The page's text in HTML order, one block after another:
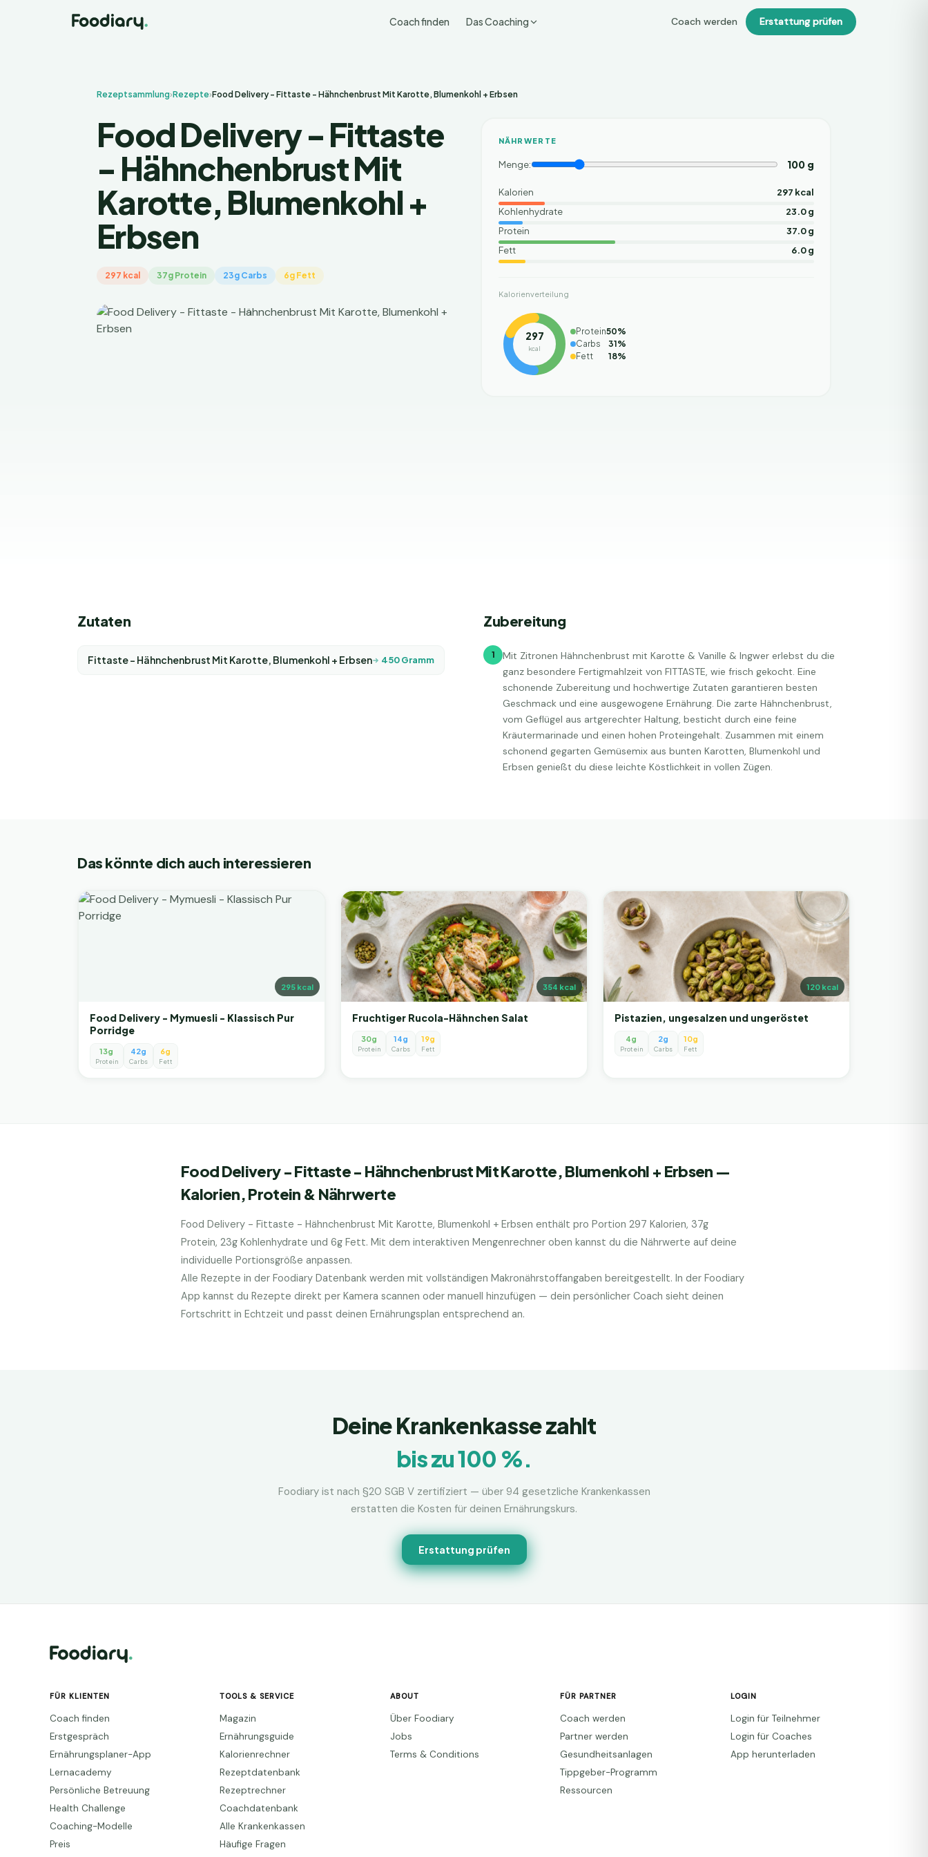
Coach finden Das Coaching Coach werden Erstattung prüfen
Rezeptsammlung›Rezepte›Food Delivery - Fittaste - Hähnchenbrust Mit Karotte, Blumenkohl + Erbsen
Food Delivery - Fittaste
- Hähnchenbrust Mit
Karotte, Blumenkohl +
Erbsen
297 kcal 37g Protein 23g Carbs 6g Fett
NÄHRWERTE
Menge: 100g
Kalorien
297 kcal
Kohlenhydrate
23.0 g
Protein
37.0 g
Fett
6.0 g
Kalorienverteilung
297
kcal
Protein50%
Carbs
31%
Fett
18%
Zutaten
Fittaste - Hähnchenbrust Mit Karotte, Blumenkohl + Erbsen 450Gramm
Zubereitung
1
Mit Zitronen Hähnchenbrust mit Karotte & Vanille & Ingwer erlebst du die
ganz besondere Fertigmahlzeit von FITTASTE, wie frisch gekocht. Eine
schonende Zubereitung und hochwertige Zutaten garantieren besten
Geschmack und eine ausgewogene Ernährung. Die zarte Hähnchenbrust,
vom Geflügel aus artgerechter Haltung, besticht durch eine feine
Kräutermarinade und einen hohen Proteingehalt. Zusammen mit einem
schonend gegarten Gemüsemix aus bunten Karotten, Blumenkohl und
Erbsen genießt du diese leichte Köstlichkeit in vollen Zügen.
Das könnte dich auch interessieren
295kcal
Food Delivery - Mymuesli - Klassisch Pur
Porridge
13g
Protein
42g
Carbs
6g
Fett
354 kcal
Fruchtiger Rucola-Hähnchen Salat
30g
Protein
14g
Carbs
19g
Fett
120kcal
Pistazien, ungesalzen und ungeröstet
4g
Protein
2g
Carbs
10g
Fett
Food Delivery - Fittaste - Hähnchenbrust Mit Karotte, Blumenkohl + Erbsen —
Kalorien, Protein & Nährwerte
Food Delivery - Fittaste - Hähnchenbrust Mit Karotte, Blumenkohl + Erbsen enthält pro Portion 297 Kalorien, 37g
Protein, 23g Kohlenhydrate und 6g Fett. Mit dem interaktiven Mengenrechner oben kannst du die Nährwerte auf deine
individuelle Portionsgröße anpassen.
Alle Rezepte in der Foodiary Datenbank werden mit vollständigen Makronährstoffangaben bereitgestellt. In der Foodiary
App kannst du Rezepte direkt per Kamera scannen oder manuell hinzufügen — dein persönlicher Coach sieht deinen
Fortschritt in Echtzeit und passt deinen Ernährungsplan entsprechend an.
Deine Krankenkasse zahlt
bis zu 100 %.
Foodiary ist nach §20 SGB V zertifiziert — über 94 gesetzliche Krankenkassen
erstatten die Kosten für deinen Ernährungskurs.
Erstattung prüfen
FÜR KLIENTEN
Coach finden
Erstgespräch
Ernährungsplaner-App
Lernacademy
Persönliche Betreuung
Health Challenge
Coaching-Modelle
Preis
TOOLS & SERVICE
Magazin
Ernährungsguide
Kalorienrechner
Rezeptdatenbank
Rezeptrechner
Coachdatenbank
Alle Krankenkassen
Häufige Fragen
ABOUT
Über Foodiary
Jobs
Terms & Conditions
FÜR PARTNER
Coach werden
Partner werden
Gesundheitsanlagen
Tippgeber-Programm
Ressourcen
LOGIN
Login für Teilnehmer
Login für Coaches
App herunterladen